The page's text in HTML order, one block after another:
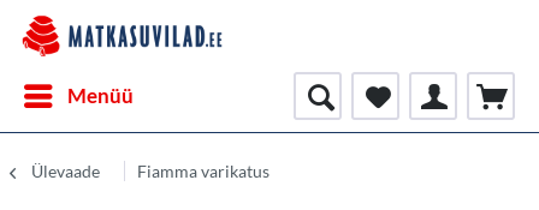
Menüü
Ülevaade Fiamma varikatus